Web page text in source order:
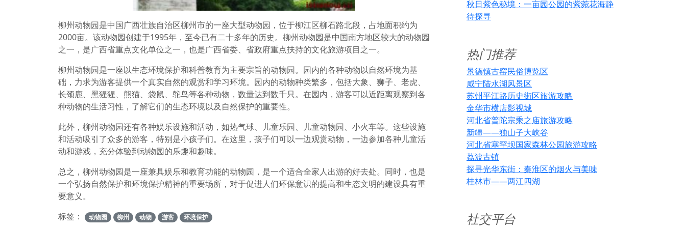
柳州动物园是中国广西壮族自治区柳州市的一座大型动物园，位于柳江区柳石路北段，占地面积约为
2000亩。该动物园创建于1995年，至今已有二十多年的历史。柳州动物园是中国南方地区较大的动物园
之一，是广西省重点文化单位之一，也是广西省委、省政府重点扶持的文化旅游项目之一。
柳州动物园是一座以生态环境保护和科普教育为主要宗旨的动物园。园内的各种动物以自然环境为基
础，力求为游客提供一个真实自然的观赏和学习环境。园内的动物种类繁多，包括大象、狮子、老虎、
长颈鹿、黑猩猩、熊猫、袋鼠、鸵鸟等各种动物，数量达到数千只。在园内，游客可以近距离观察到各
种动物的生活习性，了解它们的生态环境以及自然保护的重要性。
此外，柳州动物园还有各种娱乐设施和活动，如热气球、儿童乐园、儿童动物园、小火车等。这些设施
和活动吸引了众多的游客，特别是小孩子们。在这里，孩子们可以一边观赏动物，一边参加各种儿童活
动和游戏，充分体验到动物园的乐趣和趣味。
总之，柳州动物园是一座兼具娱乐和教育功能的动物园，是一个适合全家人出游的好去处。同时，也是
一个弘扬自然保护和环境保护精神的重要场所，对于促进人们环保意识的提高和生态文明的建设具有重
要意义。
标签：
动物园 柳州 动物 游客 环境保护
秋日紫色秘境：一亩园公园的紫菀花海静
待探寻
热门推荐
景德镇古窑民俗博览区
咸宁陆水湖风景区
苏州平江路历史街区旅游攻略
金华市横店影视城
河北省普陀宗乘之庙旅游攻略
新疆——独山子大峡谷
河北省塞罕坝国家森林公园旅游攻略
荔波古镇
探寻光华东街：秦淮区的烟火与美味
桂林市——两江四湖
社交平台